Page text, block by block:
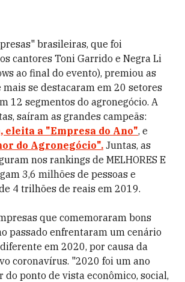
brasileiras, que foi
cantores Toni Garrido e Negra Li
ao final do evento), premiou as
se destacaram em 20 setores
12 segmentos do agronegócio. A
saíram as grandes campeãs:
eleita a "Empresa do Ano", e
do Agronegócio". Juntas, as
nos rankings de MELHORES E
3,6 milhões de pessoas e
4 trilhões de reais em 2019.
que comemoraram bons
passado enfrentaram um cenário
em 2020, por causa da
coronavírus. "2020 foi um ano
do ponto de vista econômico, social,